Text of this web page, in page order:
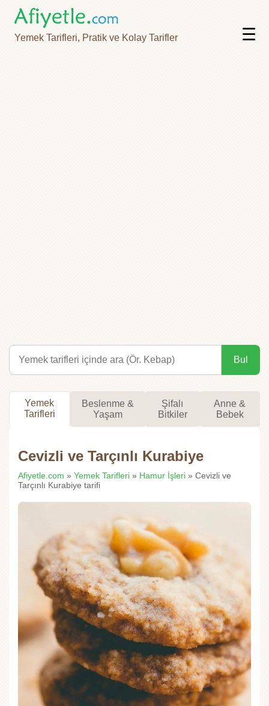
Yemek Tarifleri, Pratik ve Kolay Tarifler ☰
Bul
Yemek
Tarifleri
Beslenme &
Yaşam
Şifalı
Bitkiler
Anne &
Bebek
Cevizli ve Tarçınlı Kurabiye
Afiyetle.com » Yemek Tarifleri » Hamur İşleri » Cevizli ve
Tarçınlı Kurabiye tarifi